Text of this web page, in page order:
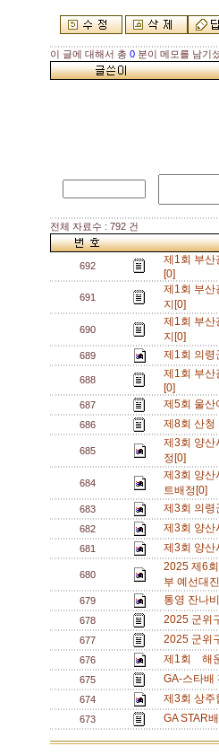
이 글에 대해서 총 0 분이 메모를 남기
전체 자료수 : 792 건
692
제1회 부산
[0]
691
제1회 부산
지[0]
690
제1회 부산
지[0]
689 제1회 의령
688
제1회 부산
[0]
687 제5회 울산
686
제8회 산청
685
제3회 양산
정[0]
684
제3회 양산
트배정[0]
683 제3회 의령
682
제3회 양산
681
제3회 양산
680
2025 제6
부 예선대
679 통영 잔나
678
2025 군위
677
2025 군위
676
제1회 해
675
GA-스타배
674
제3회 상주
673
GA STAR